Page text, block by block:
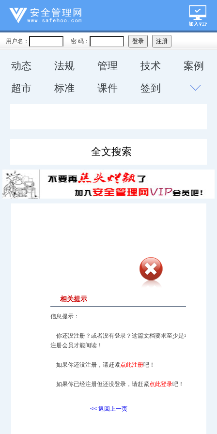
用户名： 密 码：
动态 法规 管理 技术
案例
超市
标准 课件 签到
相关提示
信息提示：
你还没注册？或者没有登录？这篇文档要求至少是本站的
注册会员才能阅读！
如果你还没注册，请赶紧 点此注册吧！
如果你已经注册但还没登录，请赶紧 点此登录吧！
<< 返回上一页